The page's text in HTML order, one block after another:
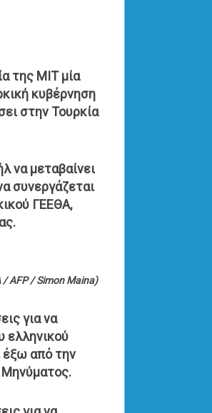
της ΜΙΤ μία
κυβέρνηση
στην Τουρκία
να μεταβαίνει
συνεργάζεται
ΓΕΕΘΑ,
/ AFP / Simon Maina)
για να
ελληνικού
έξω από την
Μηνύματος.